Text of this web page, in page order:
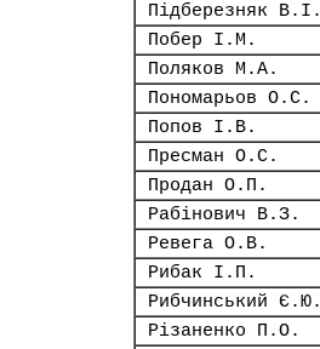
Підберезняк В.І.
Побер І.М.
Поляков М.А.
Пономарьов О.С.
Попов І.В.
Пресман О.С.
Продан О.П.
Рабінович В.З.
Ревега О.В.
Рибак І.П.
Рибчинський Є.Ю.
Різаненко П.О.